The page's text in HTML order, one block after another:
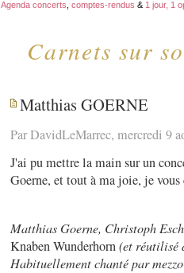
Carnets sur
Agenda concerts comptes-rendus & 1 jour, 1
Matthias GOERNE
Par DavidLeMarrec, mercredi 9
J'ai pu mettre la main sur un
Goerne, et tout à ma joie, je
Matthias Goerne, Christoph
Knaben Wunderhorn (et réutilisé
Habituellement chanté par